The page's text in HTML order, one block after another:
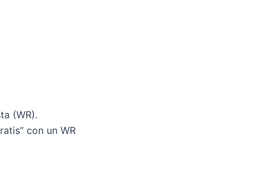
(WR).
con un WR